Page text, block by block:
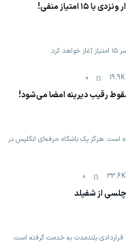
امتیاز منفی!
19.9K
0
رقیب دیرینه امضا می‌شود!
است. هرگز یک باشگاه حرفه‌ای انگلیس در
33.6K
0
قراردادی بلندمدت به خدمت گرفته است.